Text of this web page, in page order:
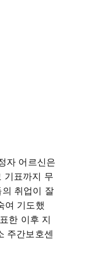
자 어르신은
기표까지 무
취업이 잘
여 기도했
한 이후 지
주간보호센